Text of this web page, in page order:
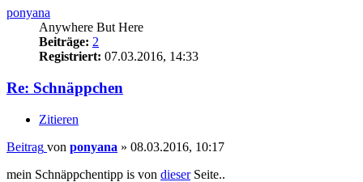
ponyana
Anywhere But Here
Beiträge: 2
Registriert: 07.03.2016, 14:33
Re: Schnäppchen
Zitieren
Beitrag von ponyana » 08.03.2016, 10:17
mein Schnäppchentipp is von dieserSeite..